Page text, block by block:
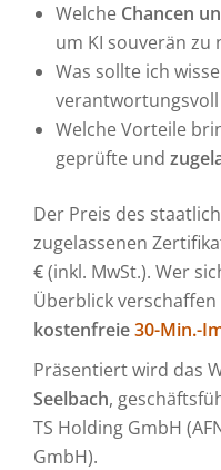
Welche Chancen
um KI souverän zu
Was sollte ich
Welche Vorteile
geprüfte und
Der Preis des
zugelassenen
€(inkl. MwSt.). Wer
Überblick
kostenfreie30-Min.-
Präsentiert wird das
Seelbach,
TS Holding GmbH
GmbH).